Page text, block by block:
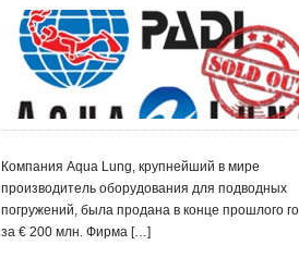
Компания Aqua Lung, крупнейший в мире
производитель оборудования для подводных
погружений, была продана в конце прошлого
за € 200 млн. Фирма […]